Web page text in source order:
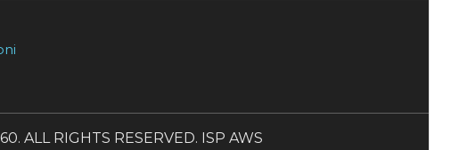
ALL RIGHTS RESERVED. ISP AWS